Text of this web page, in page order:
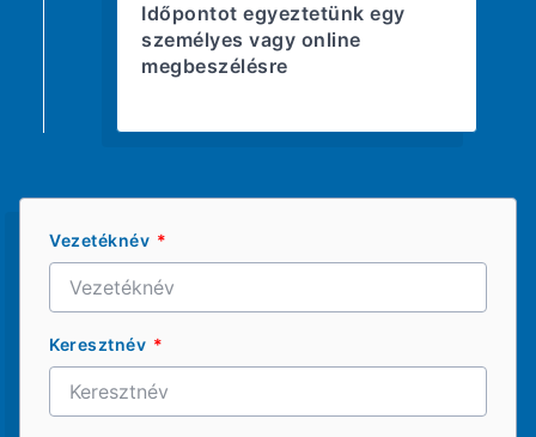
Időpontot egyeztetünk egy
személyes vagy online
megbeszélésre
Vezetéknév
Keresztnév